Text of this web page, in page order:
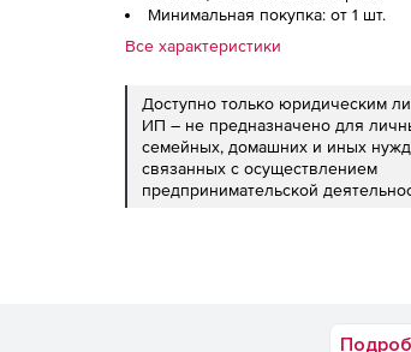
Минимальная покупка: от 1 шт.
Все характеристики
Доступно только юридическим
ИП – не предназначено для
семейных, домашних и иных
связанных с осуществлением
предпринимательской